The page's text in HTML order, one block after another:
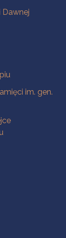
Dawnej
im. gen.